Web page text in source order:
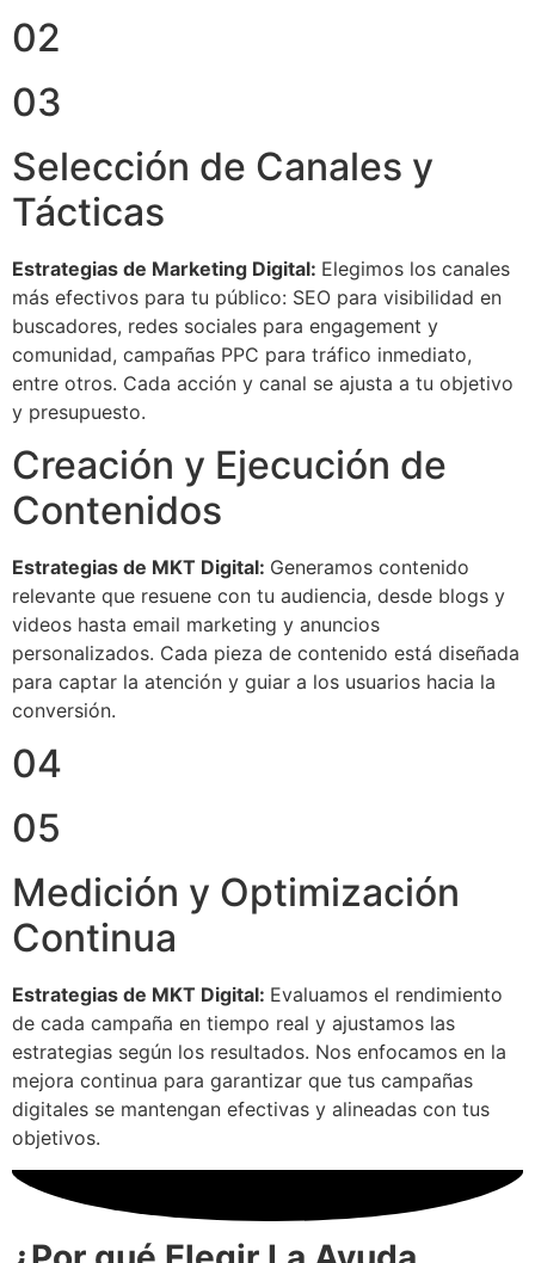
02
03
Selección de Canales y
Tácticas
Estrategias de Marketing Digital: Elegimos los canales
más efectivos para tu público: SEO para visibilidad en
buscadores, redes sociales para engagement y
comunidad, campañas PPC para tráfico inmediato,
entre otros. Cada acción y canal se ajusta a tu objetivo
y presupuesto.
Creación y Ejecución de
Contenidos
Estrategias de MKT Digital: Generamos contenido
relevante que resuene con tu audiencia, desde blogs y
videos hasta email marketing y anuncios
personalizados. Cada pieza de contenido está diseñada
para captar la atención y guiar a los usuarios hacia la
conversión.
04
05
Medición y Optimización
Continua
Estrategias de MKT Digital: Evaluamos el rendimiento
de cada campaña en tiempo real y ajustamos las
estrategias según los resultados. Nos enfocamos en la
mejora continua para garantizar que tus campañas
digitales se mantengan efectivas y alineadas con tus
objetivos.